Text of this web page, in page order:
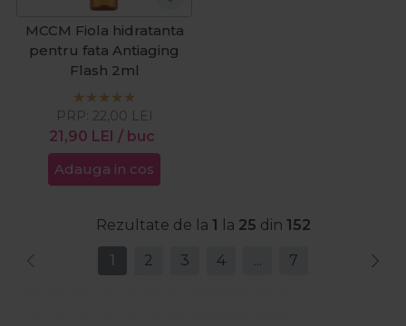
MCCM Fiola hidratanta
pentru fata Antiaging
Flash 2ml
21,90 LEI / buc
PRP: 22,00 LEI
Adauga in cos
Rezultate de la 1 la 25 din 152
1 2 3 4 ... 7